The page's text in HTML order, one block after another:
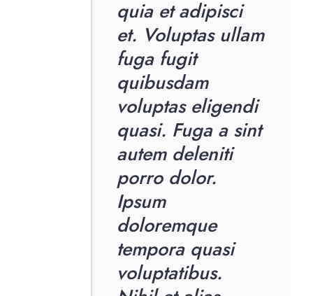
quia et adipisci
et. Voluptas ullam
fuga fugit
quibusdam
voluptas eligendi
quasi. Fuga a sint
autem deleniti
porro dolor.
Ipsum
doloremque
tempora quasi
voluptatibus.